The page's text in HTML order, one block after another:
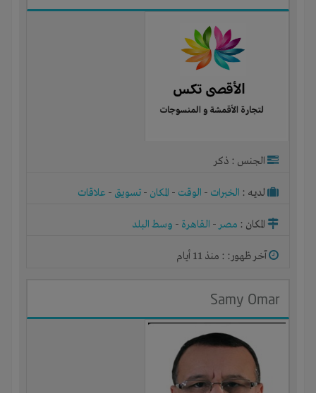
الجنس : ذكر
لديـه : الخبرات - الوقت - المكان - تسويق - علاقات
المكان : مصر- القاهرة - وسط البلد
آخر ظهور: : منذ 11 أيام
Samy Omar